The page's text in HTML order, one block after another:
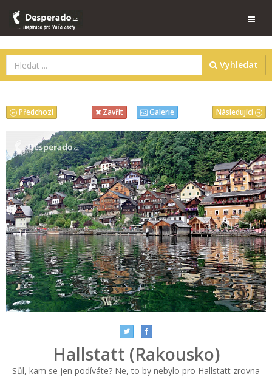
Vyhledat
Následující
Předchozí Zavřít Galerie
Hallstatt (Rakousko)
Sůl, kam se jen podíváte? Ne, to by nebylo pro Hallstatt zrovna